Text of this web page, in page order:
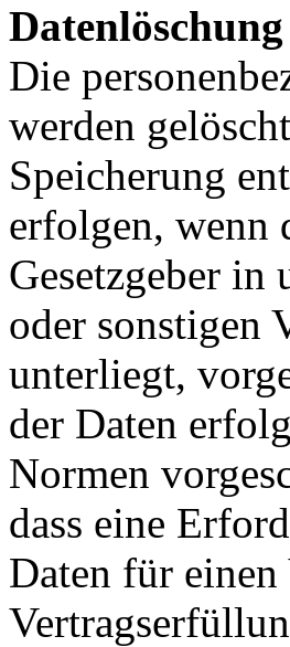
Die
werden
Speicherung
erfolgen, wenn
Gesetzgeber in
oder sonstigen
unterliegt,
der Daten
Normen
dass eine
Daten für einen